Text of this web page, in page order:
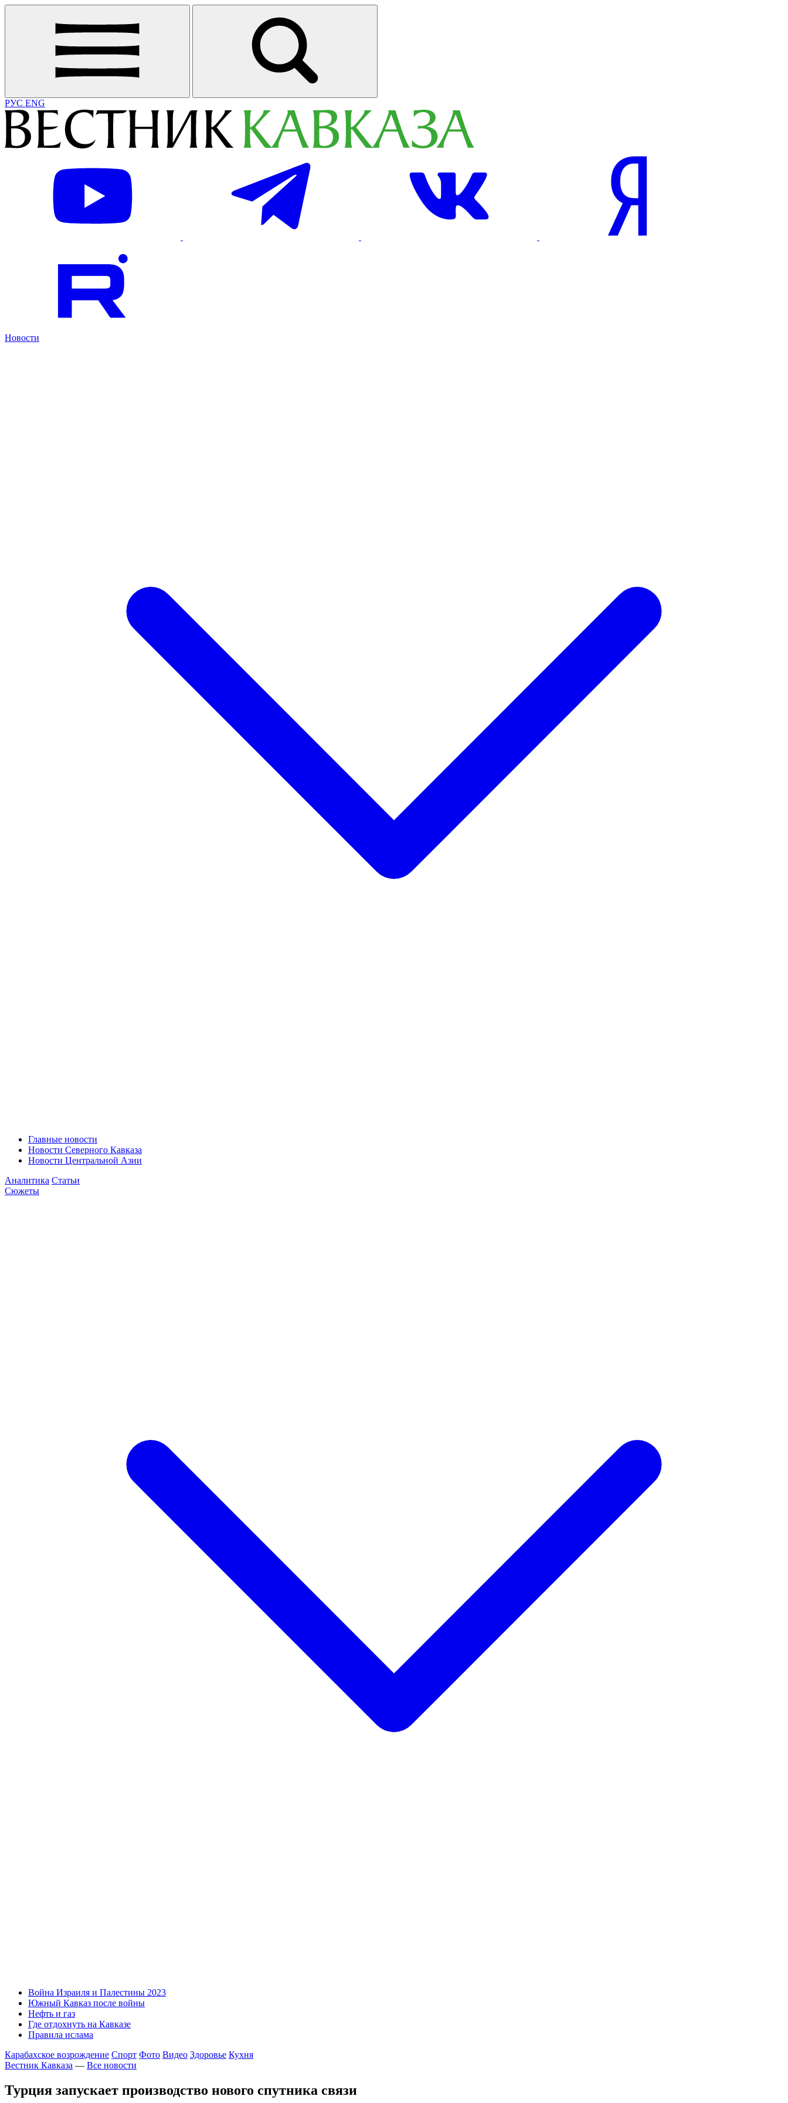
РУС ENG
Новости
Главные новости
Новости Северного Кавказа
Новости Центральной Азии
Аналитика Статьи
Сюжеты
Война Израиля и Палестины 2023
Южный Кавказ после войны
Нефть и газ
Где отдохнуть на Кавказе
Правила ислама
Карабахское возрождение Спорт Фото Видео Здоровье Кухня
Вестник Кавказа — Все новости
Турция запускает производство нового спутника связи